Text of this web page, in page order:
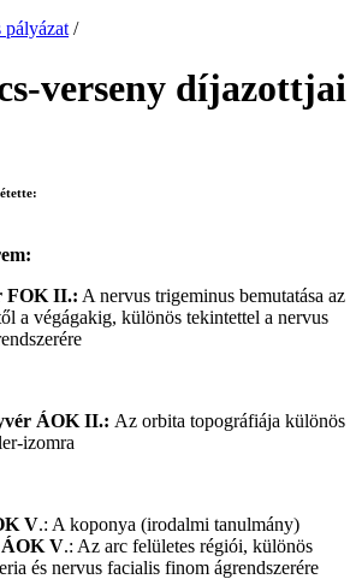
/
verseny díjazottjai
FOK II.: A nervus trigeminus bemutatása az
a végágakig, különös tekintettel a nervus
ÁOK II.: Az orbita topográfiája különös
izomra
V.: A koponya (irodalmi tanulmány)
ÁOK V.: Az arc felületes régiói, különös
és nervus facialis finom ágrendszerére